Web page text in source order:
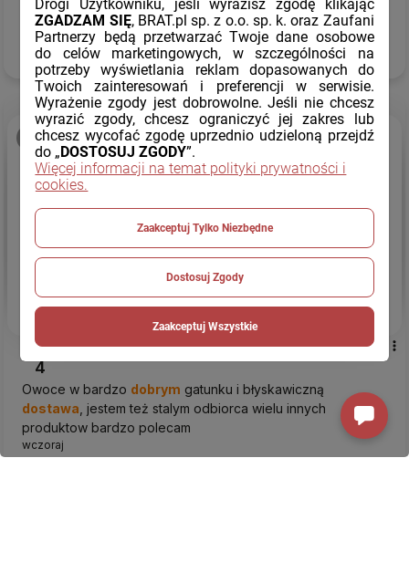
Komentarz sklepu
Jesteśmy wdzięczni za Twoją pozytywną opinię.
dzisiaj
podgląd
JERZY zweryfikowano
4
Owoce w bardzo dobrym gatunku i błyskawiczną
dostawa , jestem też stalym odbiorca wielu innych
produktow bardzo polecam
wczoraj
Drogi Użytkowniku, jeśli wyrazisz zgodę klikając
ZGADZAM SIĘ, BRAT.pl sp. z o.o. sp. k. oraz Zaufani
Partnerzy będą przetwarzać Twoje dane osobowe
do celów marketingowych, w szczególności na
potrzeby wyświetlania reklam dopasowanych do
Twoich zainteresowań i preferencji w serwisie.
Wyrażenie zgody jest dobrowolne. Jeśli nie chcesz
wyrazić zgody, chcesz ograniczyć jej zakres lub
chcesz wycofać zgodę uprzednio udzieloną przejdź
do „ DOSTOSUJ ZGODY”.
Więcej informacji na temat polityki prywatności i
cookies.
Zaakceptuj Tylko Niezbędne
Dostosuj Zgody
Zaakceptuj Wszystkie